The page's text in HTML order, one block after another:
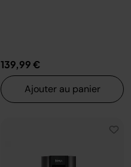
139,99 €
Ajouter au panier